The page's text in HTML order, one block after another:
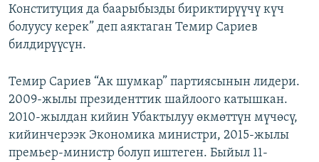
Конституция да баарыбызды бириктирүүчү күч
болуусу керек” деп аяктаган Темир Сариев
билдирүүсүн.
Темир Сариев “Ак шумкар” партиясынын лидери.
2009-жылы президенттик шайлоого катышкан.
2010-жылдан кийин Убактылуу өкмөттүн мүчөсү,
кийинчерээк Экономика министри, 2015-жылы
премьер-министр болуп иштеген. Быйыл 11-